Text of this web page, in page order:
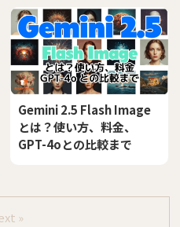
Gemini 2.5 Flash Image
とは？使い方、料金、
GPT-4oとの比較まで
»